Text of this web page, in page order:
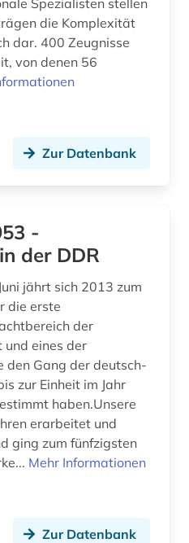
archäologische stätte (1)
die Komplexität
dar. 400 Zeugnisse
von denen 56
Zur Datenbank
-
der DDR
jährt sich 2013 zum
die erste
der
und eines der
den Gang der deutsch-
zur Einheit im Jahr
haben.Unsere
erarbeitet und
ging zum fünfzigsten
Mehr Informationen
Zur Datenbank